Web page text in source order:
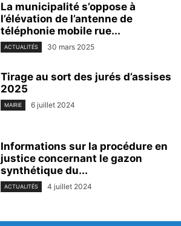
La municipalité s’oppose à
l’élévation de l’antenne de
téléphonie mobile rue...
ACTUALITÉS 30 mars 2025
Tirage au sort des jurés d’assises
2025
MAIRIE 6 juillet 2024
Informations sur la procédure en
justice concernant le gazon
synthétique du...
ACTUALITÉS 4 juillet 2024